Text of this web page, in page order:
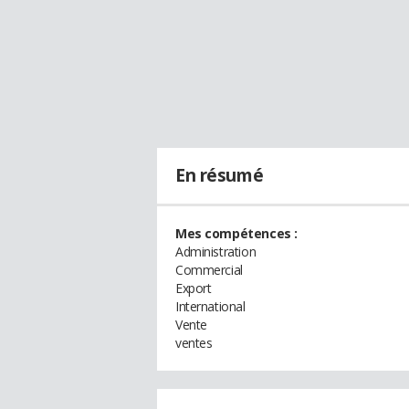
En résumé
Mes compétences :
Administration
Commercial
Export
International
Vente
ventes